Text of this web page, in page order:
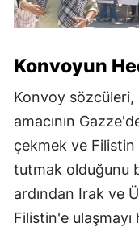
Konvoyun
Konvoy
amacının
çekmek ve
tutmak olduğunu
ardından Irak ve
Filistin'e ulaşmayı